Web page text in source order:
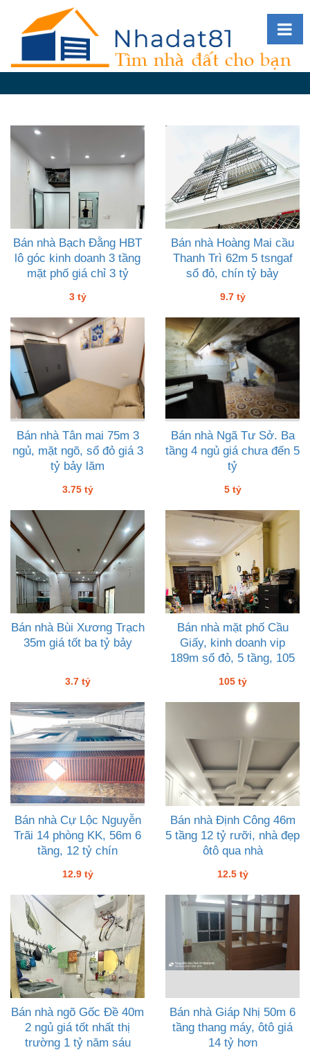
đàn
Giới
Tin
nhà
đất
videos
kiếm
Đăng
nhập
Bán nhà Bạch Đằng HBT
lô góc kinh doanh 3 tầng
mặt phố giá chỉ 3 tỷ
3 tỷ
Bán nhà Hoàng Mai cầu
Thanh Trì 62m 5 tsngaf
sổ đỏ, chín tỷ bảy
9.7 tỷ
Bán nhà Tân mai 75m 3
ngủ, mặt ngõ, sổ đỏ giá 3
tỷ bảy lăm
3.75 tỷ
Bán nhà Ngã Tư Sở. Ba
tầng 4 ngủ giá chưa đến 5
tỷ
5 tỷ
Bán nhà Bùi Xương Trạch
35m giá tốt ba tỷ bảy
3.7 tỷ
Bán nhà mặt phố Cầu
Giấy, kinh doanh vip
189m sổ đỏ, 5 tầng, 105
105 tỷ
Bán nhà Cự Lộc Nguyễn
Trãi 14 phòng KK, 56m 6
tầng, 12 tỷ chín
12.9 tỷ
Bán nhà Định Công 46m
5 tầng 12 tỷ rưỡi, nhà đẹp
ôtô qua nhà
12.5 tỷ
Bán nhà ngõ Gốc Đề 40m
2 ngủ giá tốt nhất thị
trường 1 tỷ năm sáu
Bán nhà Giáp Nhị 50m 6
tầng thang máy, ôtô giá
14 tỷ hơn